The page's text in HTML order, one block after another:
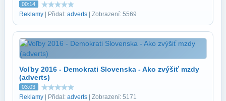
00:14
Reklamy | Přidal: adverts | Zobrazení: 5569
Voľby 2016 - Demokrati Slovenska - Ako zvýšiť mzdy
(adverts)
03:03
Reklamy | Přidal: adverts | Zobrazení: 5171